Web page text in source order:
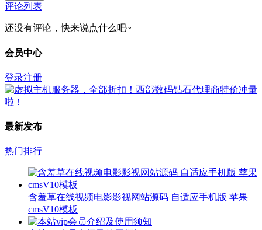
评论列表
还没有评论，快来说点什么吧~
会员中心
登录注册
最新发布
热门排行
含羞草在线视频电影影视网站源码 自适应手机版 苹果
cmsV10模板